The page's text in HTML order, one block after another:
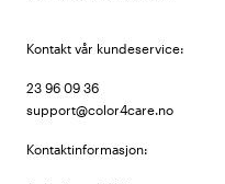
Kontakt vår kundeservice:
23 96 09 36
support@color4care.no
Kontaktinformasjon: